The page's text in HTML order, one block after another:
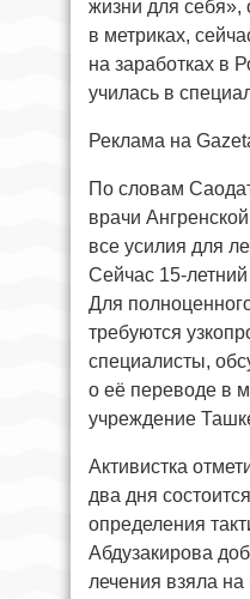
жизни для себя»,
в метриках,
на заработках в
училась в
Реклама на
По словам
врачи
все усилия для
Сейчас 15-летний
Для
требуются
специалисты,
о её переводе в
учреждение
Активистка
два дня
определения
Абдузакирова
лечения взяла